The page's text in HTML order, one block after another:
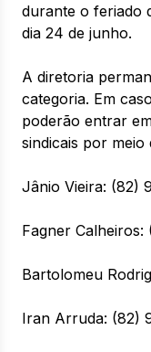
durante o feriado
dia 24 de junho.
A diretoria
categoria. Em
poderão entrar
sindicais por meio
Jânio Vieira: (82)
Fagner
Bartolomeu
Iran Arruda: (82)